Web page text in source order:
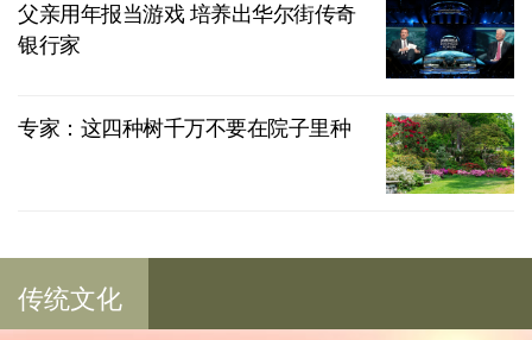
父亲用年报当游戏 培养出华尔街传奇
银行家
专家：这四种树千万不要在院子里种
传统文化